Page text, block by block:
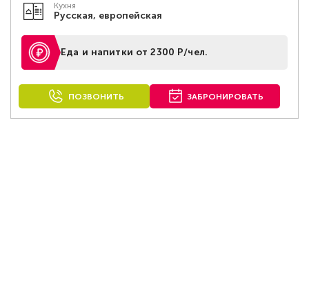
Кухня
Русская, европейская
Еда и напитки от 2300 Р/чел.
ПОЗВОНИТЬ ЗАБРОНИРОВАТЬ